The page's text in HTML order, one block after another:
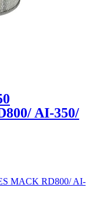
AI-350/
MACK RD800/ AI-